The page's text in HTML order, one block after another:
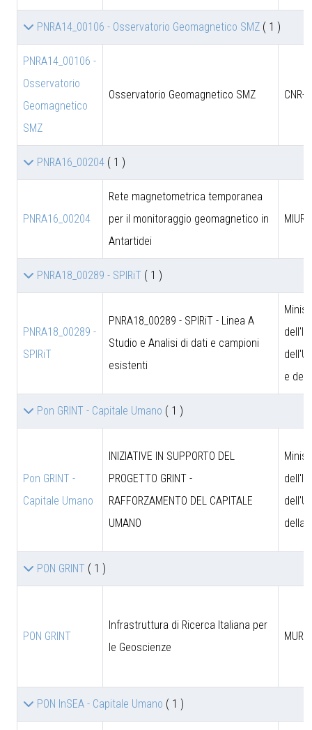
PNRA14_00106 - Osservatorio Geomagnetico SMZ ( 1 )
PNRA14_00106 -
Osservatorio
Geomagnetico
SMZ
Osservatorio Geomagnetico SMZ CNR-
PNRA16_00204 ( 1 )
PNRA16_00204
Rete magnetometrica temporanea
per il monitoraggio geomagnetico in
Antartidei
MIUR
PNRA18_00289 - SPIRiT ( 1 )
PNRA18_00289 -
SPIRiT
PNRA18_00289 - SPIRiT - Linea A
Studio e Analisi di dati e campioni
esistenti
e
Pon GRINT - Capitale Umano ( 1 )
Pon GRINT -
Capitale Umano
INIZIATIVE IN SUPPORTO DEL
PROGETTO GRINT -
RAFFORZAMENTO DEL CAPITALE
UMANO
della
PON GRINT ( 1 )
PON GRINT
Infrastruttura di Ricerca Italiana per
le Geoscienze
MUR
PON InSEA - Capitale Umano ( 1 )